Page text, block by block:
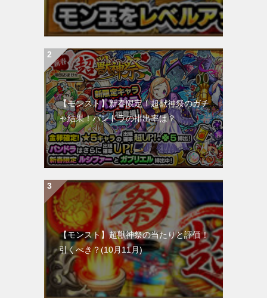
【モンスト】新春限定！超獣神祭のガチ
ャ結果！パンドラの排出率は？
【モンスト】超獣神祭の当たりと評価！
引くべき？(10月11月)